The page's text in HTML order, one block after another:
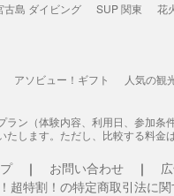
古島 ダイビング SUP 関東 花
アソビュー！ギフト 人気の観
ン（体験内容、利用日、参加
します。ただし、比較する料金
お問い合わせ
超特割！の特定商取引法に